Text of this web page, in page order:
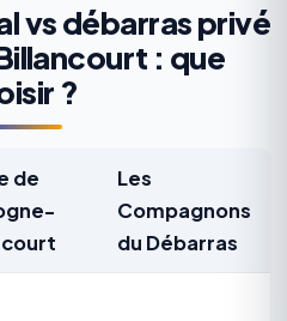
vs débarras privé
: que
?
de
Les
Compagnons
du Débarras